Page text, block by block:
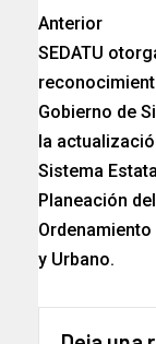
Anterior
SEDATU
Gobierno de
la
Sistema
Planeación del
y Urbano.